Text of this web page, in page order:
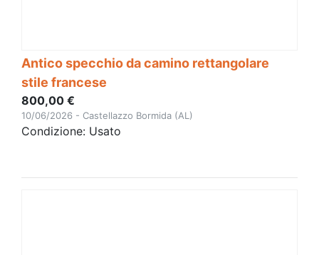
Antico specchio da camino rettangolare
stile francese
800,00 €
10/06/2026 - Castellazzo Bormida (AL)
Condizione: Usato